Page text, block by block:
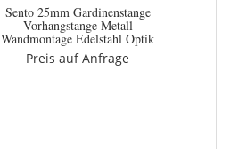
Sento 25mm Gardinenstange
Vorhangstange Metall
Wandmontage Edelstahl Optik
Preis auf Anfrage